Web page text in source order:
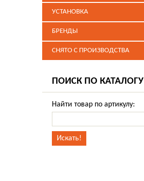
УСТАНОВКА
БРЕНДЫ
СНЯТО С ПРОИЗВОДСТВА
ПОИСК ПО КАТАЛОГУ
Найти товар по артикулу: